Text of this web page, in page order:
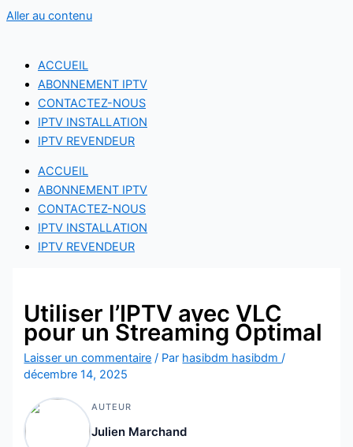
Aller au contenu
ACCUEIL
ABONNEMENT IPTV
CONTACTEZ-NOUS
IPTV INSTALLATION
IPTV REVENDEUR
ACCUEIL
ABONNEMENT IPTV
CONTACTEZ-NOUS
IPTV INSTALLATION
IPTV REVENDEUR
Utiliser l’IPTV avec VLC
pour un Streaming Optimal
Laisser un commentaire / Par hasibdm hasibdm/
décembre 14, 2025
AUTEUR
Julien Marchand